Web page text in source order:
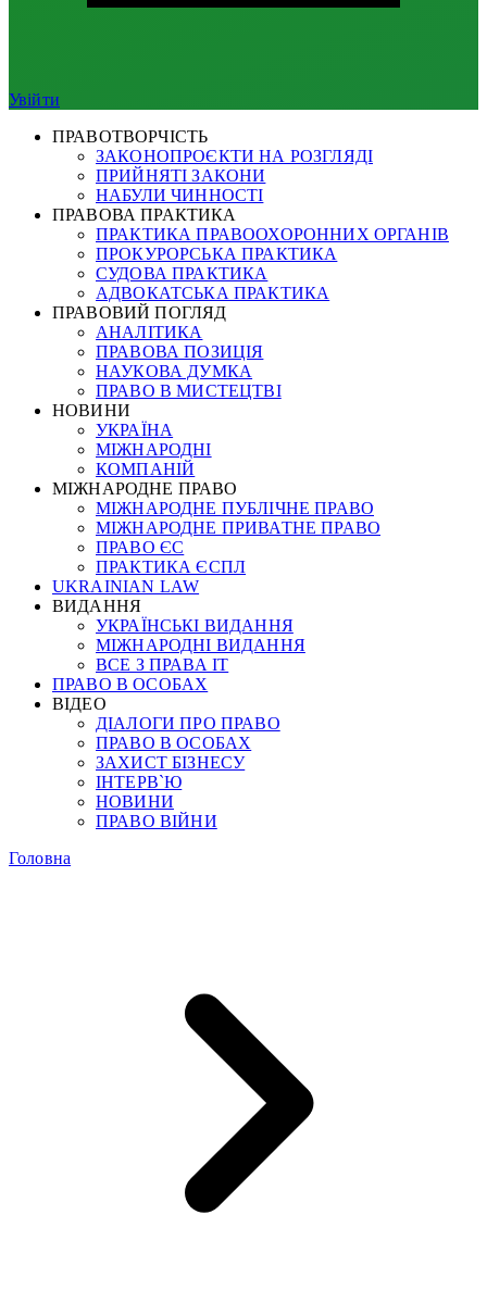
Увійти
ПРАВОТВОРЧІСТЬ
ЗАКОНОПРОЄКТИ НА РОЗГЛЯДІ
ПРИЙНЯТІ ЗАКОНИ
НАБУЛИ ЧИННОСТІ
ПРАВОВА ПРАКТИКА
ПРАКТИКА ПРАВООХОРОННИХ ОРГАНІВ
ПРОКУРОРСЬКА ПРАКТИКА
СУДОВА ПРАКТИКА
АДВОКАТСЬКА ПРАКТИКА
ПРАВОВИЙ ПОГЛЯД
АНАЛІТИКА
ПРАВОВА ПОЗИЦІЯ
НАУКОВА ДУМКА
ПРАВО В МИСТЕЦТВІ
НОВИНИ
УКРАЇНА
МІЖНАРОДНІ
КОМПАНІЙ
МІЖНАРОДНЕ ПРАВО
МІЖНАРОДНЕ ПУБЛІЧНЕ ПРАВО
МІЖНАРОДНЕ ПРИВАТНЕ ПРАВО
ПРАВО ЄС
ПРАКТИКА ЄСПЛ
UKRAINIAN LAW
ВИДАННЯ
УКРАЇНСЬКІ ВИДАННЯ
МІЖНАРОДНІ ВИДАННЯ
ВСЕ З ПРАВА ІТ
ПРАВО В ОСОБАХ
ВІДЕО
ДІАЛОГИ ПРО ПРАВО
ПРАВО В ОСОБАХ
ЗАХИСТ БІЗНЕСУ
ІНТЕРВ`Ю
НОВИНИ
ПРАВО ВІЙНИ
Головна